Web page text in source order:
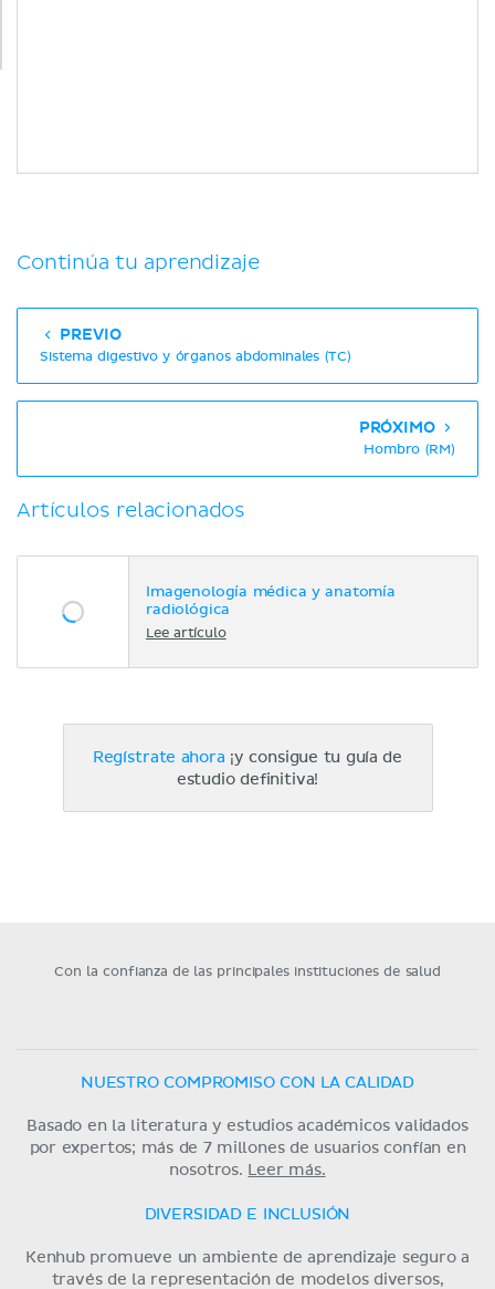
Continúa tu aprendizaje
PREVIO
Sistema digestivo y órganos abdominales (TC)
PRÓXIMO
Hombro (RM)
Artículos relacionados
Imagenología médica y anatomía
radiológica
Lee artículo
Regístrate ahora ¡y consigue tu guía de
estudio definitiva!
Con la confianza de las principales instituciones de salud
NUESTRO COMPROMISO CON LA CALIDAD
Basado en la literatura y estudios académicos validados
por expertos; más de 7 millones de usuarios confían en
nosotros. Leer más.
DIVERSIDAD E INCLUSIÓN
Kenhub promueve un ambiente de aprendizaje seguro a
través de la representación de modelos diversos,